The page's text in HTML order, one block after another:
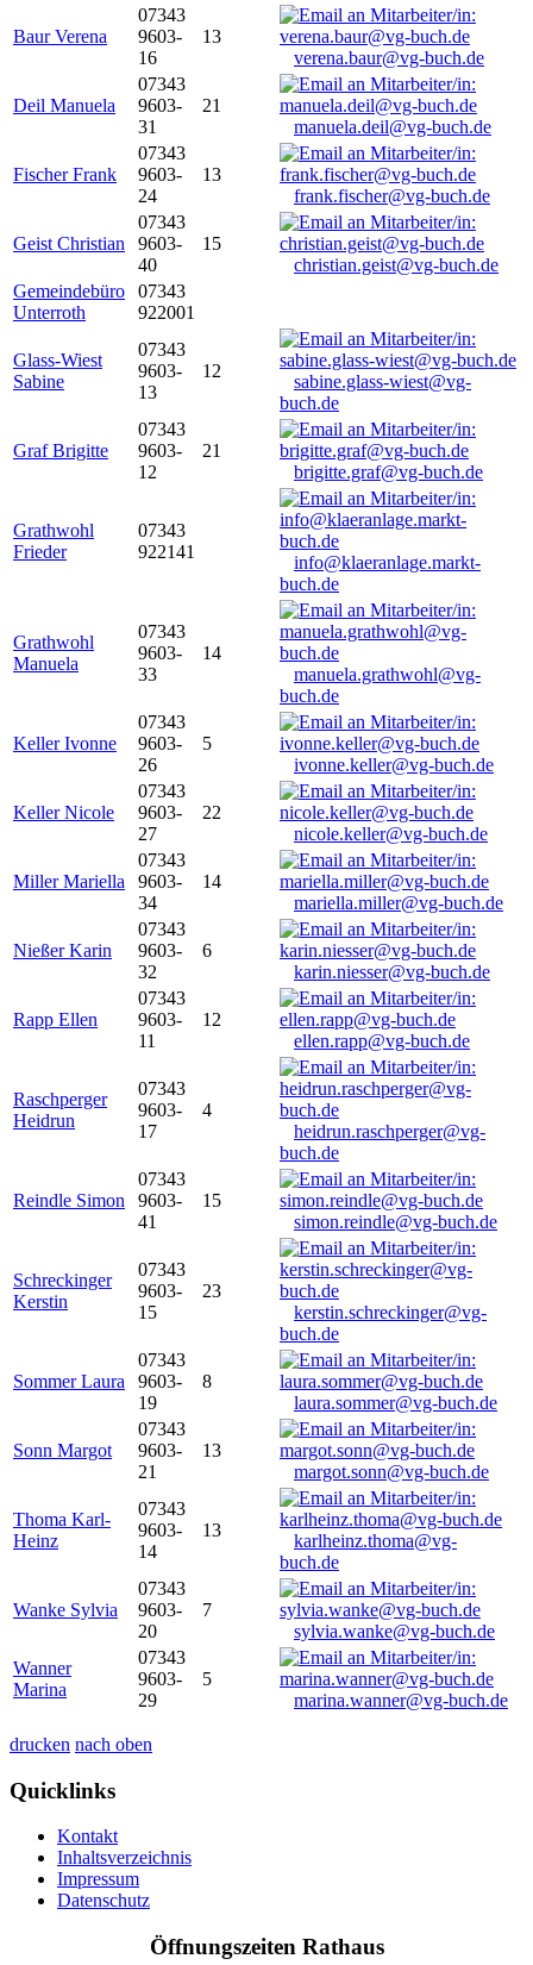
Baur Verena
07343
9603-
16
13
verena.baur@vg-buch.de
Deil Manuela
07343
9603-
31
21
manuela.deil@vg-buch.de
Fischer Frank
07343
9603-
24
13
frank.fischer@vg-buch.de
Geist Christian
07343
9603-
40
15
christian.geist@vg-buch.de
Gemeindebüro
Unterroth
07343
922001
Glass-Wiest
Sabine
07343
9603-
13
12
sabine.glass-wiest@vg-
buch.de
Graf Brigitte
07343
9603-
12
21
brigitte.graf@vg-buch.de
Grathwohl
Frieder
07343
922141
info@klaeranlage.markt-
buch.de
Grathwohl
Manuela
07343
9603-
33
14
manuela.grathwohl@vg-
buch.de
Keller Ivonne
07343
9603-
26
5
ivonne.keller@vg-buch.de
Keller Nicole
07343
9603-
27
22
nicole.keller@vg-buch.de
Miller Mariella
07343
9603-
34
14
mariella.miller@vg-buch.de
Nießer Karin
07343
9603-
32
6
karin.niesser@vg-buch.de
Rapp Ellen
07343
9603-
11
12
ellen.rapp@vg-buch.de
Raschperger
Heidrun
07343
9603-
17
4
heidrun.raschperger@vg-
buch.de
Reindle Simon
07343
9603-
41
15
simon.reindle@vg-buch.de
Schreckinger
Kerstin
07343
9603-
15
23
kerstin.schreckinger@vg-
buch.de
Sommer Laura
07343
9603-
19
8
laura.sommer@vg-buch.de
Sonn Margot
07343
9603-
21
13
margot.sonn@vg-buch.de
Thoma Karl-
Heinz
07343
9603-
14
13
karlheinz.thoma@vg-
buch.de
Wanke Sylvia
07343
9603-
20
7
sylvia.wanke@vg-buch.de
Wanner
Marina
07343
9603-
29
5
marina.wanner@vg-buch.de
drucken nach oben
Quicklinks
Kontakt
Inhaltsverzeichnis
Impressum
Datenschutz
Öffnungszeiten Rathaus